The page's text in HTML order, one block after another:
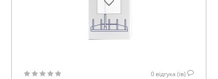
0 відгука (ів)